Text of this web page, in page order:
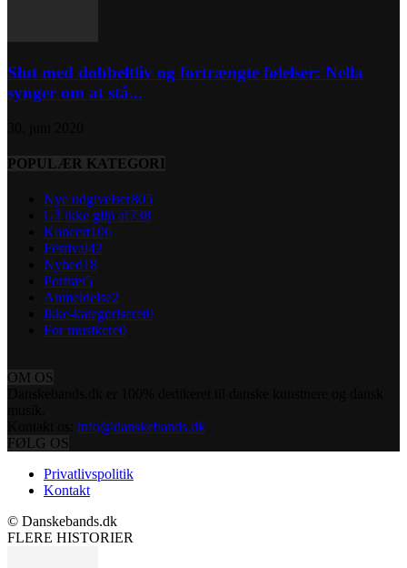
Slut med dobbeltliv og fortrængte følelser: Nella
synger om at stå...
POPULÆR KATEGORI
Nye udgivelser805
Gå ikke glip af738
Koncert106
Festival42
Nyhed18
Portræt5
Anmeldelse2
Ikke-kategoriseret0
For musikere0
OM OS
info@danskebands.dk
FØLG OS
Privatlivspolitik
Kontakt
© Danskebands.dk
FLERE HISTORIER